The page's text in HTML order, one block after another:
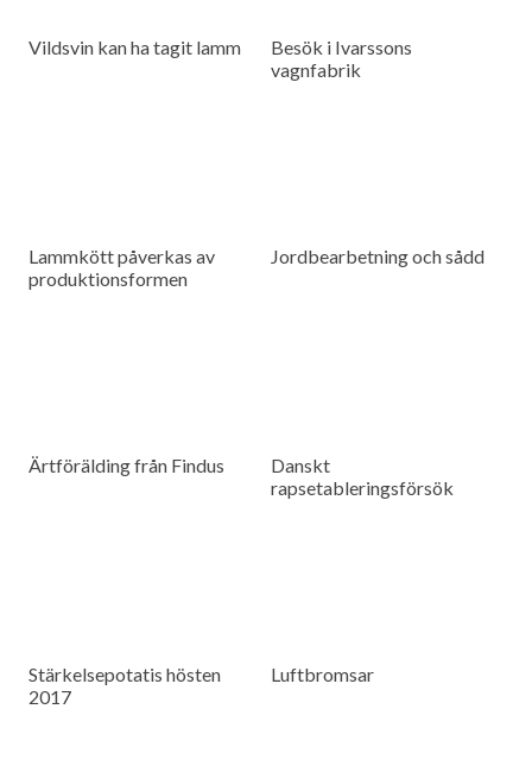
Vildsvin kan ha tagit lamm
Besök i Ivarssons
vagnfabrik
Lammkött påverkas av
produktionsformen
Jordbearbetning och sådd
Ärtförälding från Findus
Danskt
rapsetableringsförsök
Stärkelsepotatis hösten
2017
Luftbromsar